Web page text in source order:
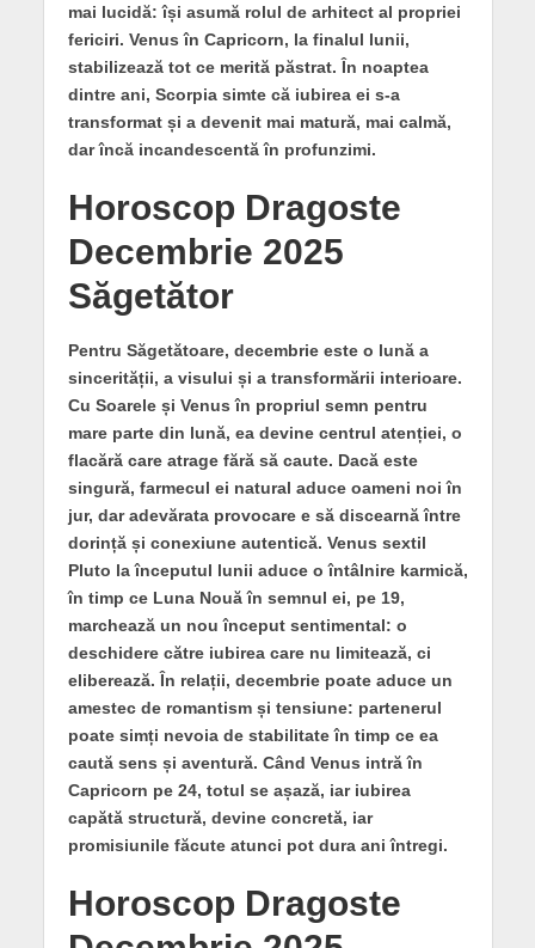
mai lucidă: își asumă rolul de arhitect al propriei
fericiri. Venus în Capricorn, la finalul lunii,
stabilizează tot ce merită păstrat. În noaptea
dintre ani, Scorpia simte că iubirea ei s-a
transformat și a devenit mai matură, mai calmă,
dar încă incandescentă în profunzimi.
Horoscop Dragoste
Decembrie 2025
Săgetător
Pentru Săgetătoare, decembrie este o lună a
sincerității, a visului și a transformării interioare.
Cu Soarele și Venus în propriul semn pentru
mare parte din lună, ea devine centrul atenției, o
flacără care atrage fără să caute. Dacă este
singură, farmecul ei natural aduce oameni noi în
jur, dar adevărata provocare e să discearnă între
dorință și conexiune autentică. Venus sextil
Pluto la începutul lunii aduce o întâlnire karmică,
în timp ce Luna Nouă în semnul ei, pe 19,
marchează un nou început sentimental: o
deschidere către iubirea care nu limitează, ci
eliberează. În relații, decembrie poate aduce un
amestec de romantism și tensiune: partenerul
poate simți nevoia de stabilitate în timp ce ea
caută sens și aventură. Când Venus intră în
Capricorn pe 24, totul se așază, iar iubirea
capătă structură, devine concretă, iar
promisiunile făcute atunci pot dura ani întregi.
Horoscop Dragoste